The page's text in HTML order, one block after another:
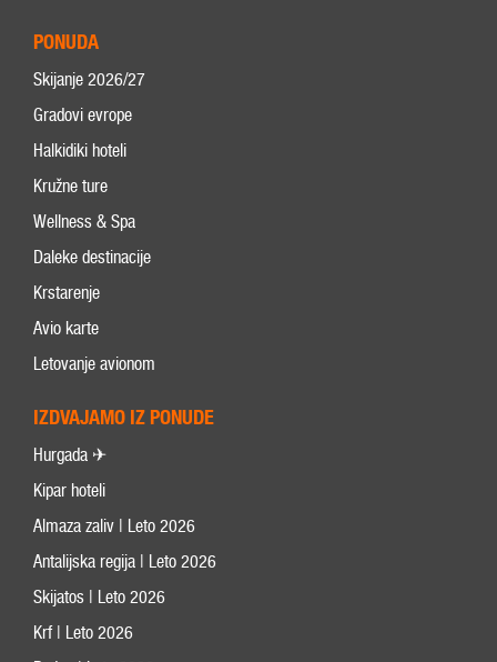
PONUDA
Skijanje 2026/27
Gradovi evrope
Halkidiki hoteli
Kružne ture
Wellness & Spa
Daleke destinacije
Krstarenje
Avio karte
Letovanje avionom
IZDVAJAMO IZ PONUDE
Hurgada ✈
Kipar hoteli
Almaza zaliv | Leto 2026
Antalijska regija | Leto 2026
Skijatos | Leto 2026
Krf | Leto 2026